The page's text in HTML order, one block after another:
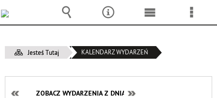
Jesteś Tutaj KALENDARZ WYDARZEŃ
ZOBACZ WYDARZENIA Z DNIA:
Wyszukiwarka
NarzędziaMenu
Menu